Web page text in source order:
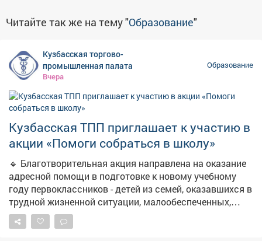
Читайте так же на тему "Образование"
Кузбасская торгово-
промышленная палата
Вчера
Образование
Кузбасская ТПП приглашает к участию в
акции «Помоги собраться в школу»
🔹 Благотворительная акция направлена на оказание
адресной помощи в подготовке к новому учебному
году первоклассников - детей из семей, оказавшихся в
трудной жизненной ситуации, малообеспеченных,
многодетных, неполных и опекаемых семей, детей-
сирот и детей, оставшихся без попечения родителей.